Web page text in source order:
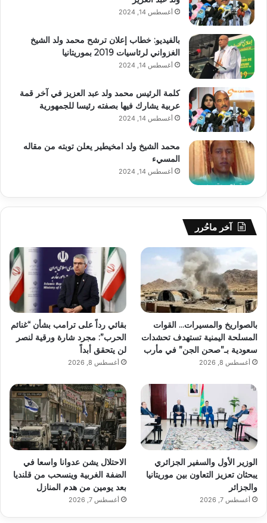
أغسطس 14, 2024
بالفيديو: خطاب إعلان ترشح محمد ولد الشيخ
الغزواني لرئاسيات 2019 بموريتانيا
أغسطس 14, 2024
كلمة الرئيس محمد ولد عبد العزيز في آخر قمة
عربية يشارك فيها بصفته رئيسا للجمهورية
أغسطس 14, 2024
محمد الشيخ ولد امخيطير يعلن توبته من مقاله
المسيء
أغسطس 14, 2024
آخر ماحُرر
بالصواريخ والمسيرات… القوات
المسلحة اليمنية تستهدف تحشدات
سعودية بـ”صحن الجن” في مأرب
أغسطس 8, 2026
بقائي رداً على ترامب بشأن “غنائم
الحرب”: مجرد شارة ورقية لنصر
لن يتحقق أبداً
أغسطس 8, 2026
الوزير الأول والسفير الجزائري
يبحثان تعزيز التعاون بين موريتانيا
والجزائر
أغسطس 7, 2026
الاحتلال يشن عدوانا واسعا في
الضفة الغربية وينسحب من قلنديا
بعد يومين من هدم المنازل
أغسطس 7, 2026